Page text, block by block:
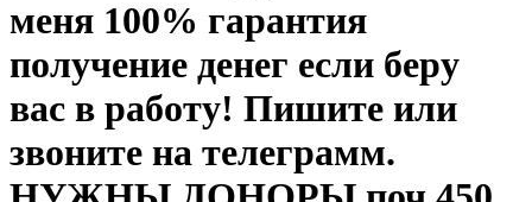
меня 100% гарантия
получение денег если беру
вас в работу! Пишите или
звоните на телеграмм.